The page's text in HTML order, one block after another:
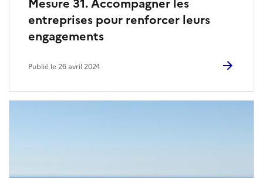
entreprises pour renforcer leurs
engagements
Publié le 26 avril 2024